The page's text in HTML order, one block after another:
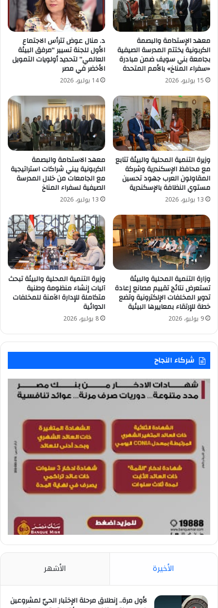
معهد الإستدامة والبصمة
الكربونية يختتم المدرسة الصيفية
بجامعة بني سويف ضمن مبادرة
«سفراء المناخ» بالأمم المتحدة
15 يوليو، 2026
د. منال عوض تترأس الاجتماع
الأول للجنة تسيير “مرفق البيئة
العالمي” لتحديد أولويات التمويل
الأخضر في مصر
14 يوليو، 2026
وزيرة التنمية المحلية والبيئة تتابع
مع محافظ الإسكندرية وشركة
المقاولون العرب جهود تحسين
مستوي النظافة بالإسكندرية
13 يوليو، 2026
معهد الاستدامة والبصمة
الكربونية يبني شراكات استراتيجية
مع الجامعات من خلال المدرسة
الصيفية لسفراء المناخ
13 يوليو، 2026
وزارة التنمية المحلية والبيئة
تستعرض نتائج تقييم مصانع إعادة
تدوير المخلفات الإلكترونية وتضع
خطة للإرتقاء بمعاييرها البيئية
9 يوليو، 2026
وزيرة التنمية المحلية والبيئة تبحث
آليات إنشاء منظومة وطنية
متكاملة للإدارة الآمنة للمخلفات
الدوائية
8 يوليو، 2026
شركاء النجاح
الأخيرة الأشهر
لأول مرة.. إنطلاق مرحلة الإختبار الحيّ لمشروعين